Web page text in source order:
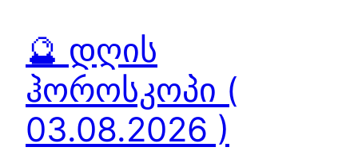
🔮 დღის
ჰოროსკოპი (
03.08.2026 )